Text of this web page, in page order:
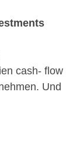
cash- flow
Und